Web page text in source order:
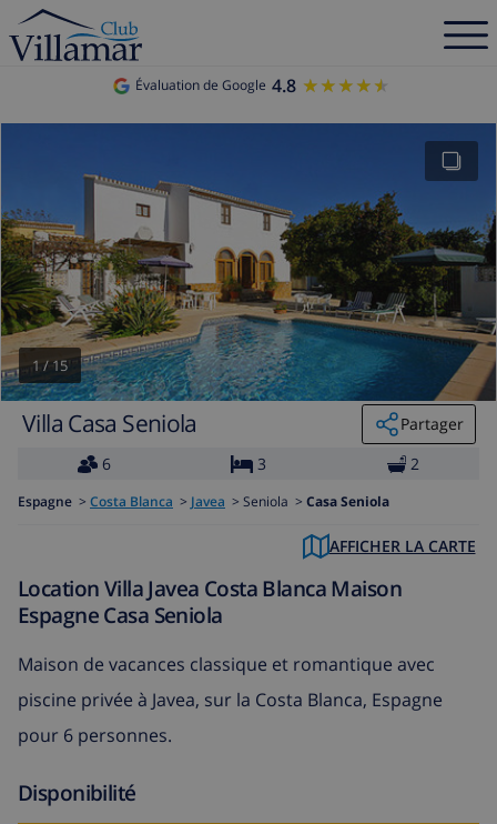
Évaluation de Google 4.8 ★★★★★
★★★★★
1 /15
Villa Casa Seniola
Partager
6
3 2
Espagne > Costa Blanca > Javea > Seniola > Casa Seniola
AFFICHER LA CARTE
Location Villa Javea Costa Blanca Maison
Espagne Casa Seniola
Maison de vacances classique et romantique avec
piscine privée à Javea, sur la Costa Blanca, Espagne
pour 6 personnes.
Disponibilité